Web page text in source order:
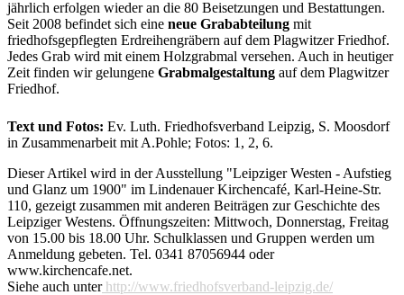
jährlich erfolgen wieder an die 80 Beisetzungen und Bestattungen.
Seit 2008 befindet sich eine neue Grababteilung mit
friedhofsgepflegten Erdreihengräbern auf dem Plagwitzer Friedhof.
Jedes Grab wird mit einem Holzgrabmal versehen. Auch in heutiger
Zeit finden wir gelungene Grabmalgestaltung auf dem Plagwitzer
Friedhof.
Text und Fotos: Ev. Luth. Friedhofsverband Leipzig, S. Moosdorf
in Zusammenarbeit mit A.Pohle; Fotos: 1, 2, 6.
Dieser Artikel wird in der Ausstellung "Leipziger Westen - Aufstieg
und Glanz um 1900" im Lindenauer Kirchencafé, Karl-Heine-Str.
110, gezeigt zusammen mit anderen Beiträgen zur Geschichte des
Leipziger Westens. Öffnungszeiten: Mittwoch, Donnerstag, Freitag
von 15.00 bis 18.00 Uhr. Schulklassen und Gruppen werden um
Anmeldung gebeten. Tel. 0341 87056944 oder
www.kirchencafe.net.
Siehe auch unterhttp://www.friedhofsverband-leipzig.de/